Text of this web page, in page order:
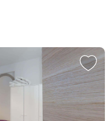
assurance habitation+++